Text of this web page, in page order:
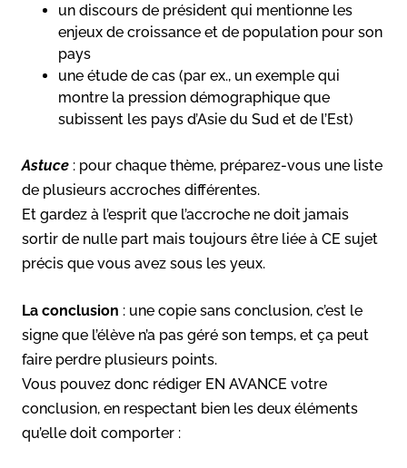
un discours de président qui mentionne les
enjeux de croissance et de population pour son
pays
une étude de cas (par ex., un exemple qui
montre la pression démographique que
subissent les pays d’Asie du Sud et de l’Est)
Astuce : pour chaque thème, préparez-vous une liste
de plusieurs accroches différentes.
Et gardez à l’esprit que l’accroche ne doit jamais
sortir de nulle part mais toujours être liée à CE sujet
précis que vous avez sous les yeux.
La conclusion : une copie sans conclusion, c’est le
signe que l’élève n’a pas géré son temps, et ça peut
faire perdre plusieurs points.
Vous pouvez donc rédiger EN AVANCE votre
conclusion, en respectant bien les deux éléments
qu’elle doit comporter :